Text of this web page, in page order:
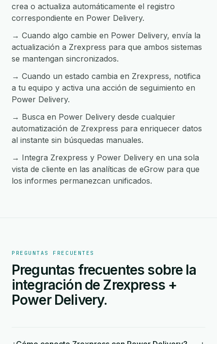
crea o actualiza automáticamente el registro
correspondiente en Power Delivery.
→ Cuando algo cambie en Power Delivery, envía la
actualización a Zrexpress para que ambos sistemas
se mantengan sincronizados.
→ Cuando un estado cambia en Zrexpress, notifica
a tu equipo y activa una acción de seguimiento en
Power Delivery.
→ Busca en Power Delivery desde cualquier
automatización de Zrexpress para enriquecer datos
al instante sin búsquedas manuales.
→ Integra Zrexpress y Power Delivery en una sola
vista de cliente en las analíticas de eGrow para que
los informes permanezcan unificados.
PREGUNTAS FRECUENTES
Preguntas frecuentes sobre la
integración de Zrexpress +
Power Delivery.